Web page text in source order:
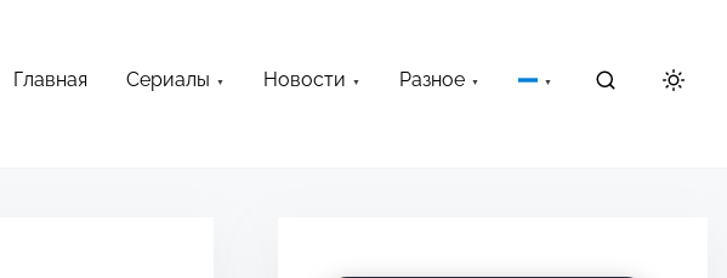
Главная Сериалы Новости Разное